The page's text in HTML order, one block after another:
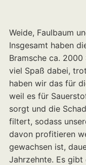
Weide, Faulbaum
Insgesamt haben
Bramsche ca.
viel Spaß dabei,
haben wir das für
weil es für
sorgt und die
filtert, sodass
davon profitieren
gewachsen ist,
Jahrzehnte. Es gibt